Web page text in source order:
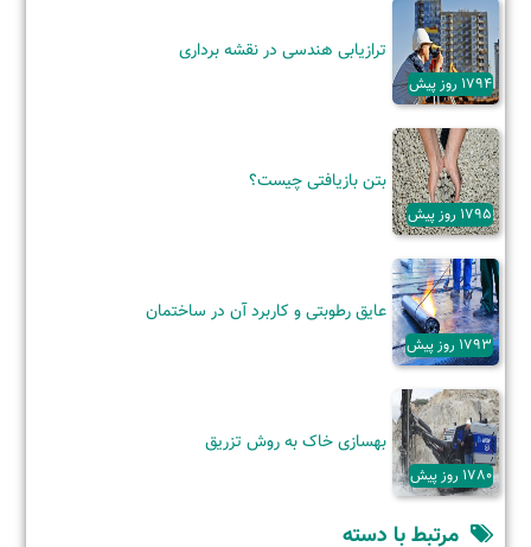
1794 روز پیش
ترازیابی هندسی در نقشه برداری
1795 روز پیش
بتن بازیافتی چیست؟
1793 روز پیش
عایق رطوبتی و کاربرد آن‌ در ساختمان
1780 روز پیش
بهسازی خاک به روش تزریق
مرتبط با دسته